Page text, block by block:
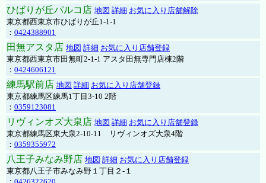
ひばりが丘パルコ店 地図 詳細 お気に入り店舗解除
東京都西東京市ひばりが丘1-1-1
： 0424388901
田無アスタ店 地図 詳細 お気に入り店舗登録
東京都西東京市田無町2-1-1 アスタ田無専門店棟2階
： 0424606121
練馬駅前店 地図 詳細 お気に入り店舗登録
東京都練馬区練馬1丁目3-10 2階
： 0359123081
リヴィンオズ大泉店 地図 詳細 お気に入り店舗登録
東京都練馬区東大泉2-10-11 リヴィンオズ大泉4階
： 0359355972
八王子みなみ野店 地図 詳細 お気に入り店舗登録
東京都八王子市みなみ野１丁目２-１